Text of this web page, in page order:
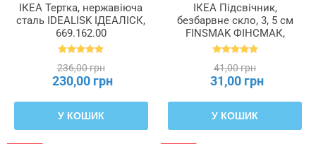
ІКЕА Тертка, нержавіюча
сталь IDEALISK ІДЕАЛІСК,
669.162.00
236,00 грн
230,00 грн
У КОШИК
ІКЕА Підсвічник,
безбарвне скло, 3, 5 см
FINSMAK ФІНСМАК,
004.709.82
41,00 грн
31,00 грн
У КОШИК